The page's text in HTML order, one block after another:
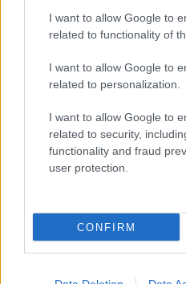
I want to allow Google to
related to functionality of
I want to allow Google to
related to personalization.
I want to allow Google to
related to security,
functionality and fraud
user protection.
CONFIRM
Nom
Kinza Babylon Staked BTC